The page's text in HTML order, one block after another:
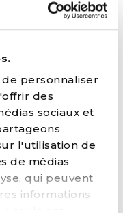
personnaliser
des
sociaux et
l'utilisation de
de médias
qui peuvent
informations